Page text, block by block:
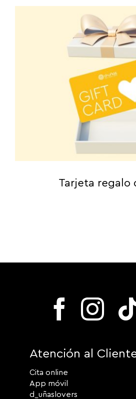
Tarjeta regalo
Atención al
Cita online
App móvil
d_uñaslovers